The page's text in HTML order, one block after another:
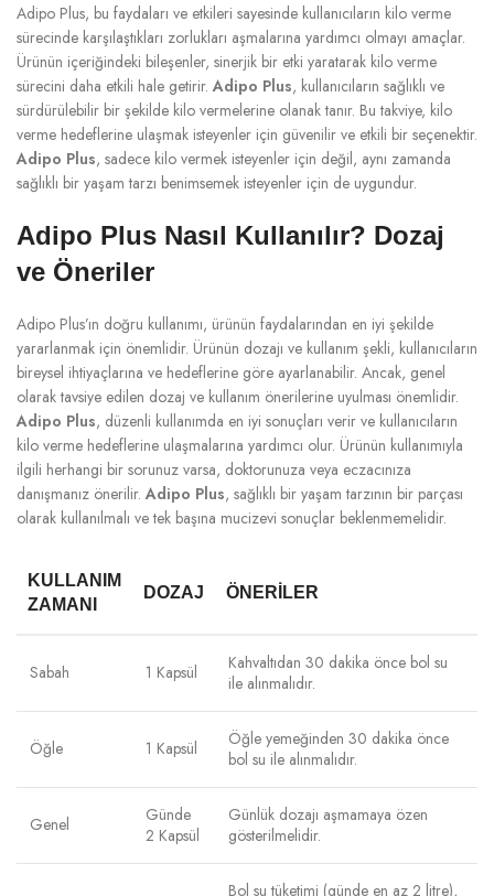
Adipo Plus, bu faydaları ve etkileri sayesinde kullanıcıların kilo verme
sürecinde karşılaştıkları zorlukları aşmalarına yardımcı olmayı amaçlar.
Ürünün içeriğindeki bileşenler, sinerjik bir etki yaratarak kilo verme
sürecini daha etkili hale getirir.Adipo Plus, kullanıcıların sağlıklı ve
sürdürülebilir bir şekilde kilo vermelerine olanak tanır. Bu takviye, kilo
verme hedeflerine ulaşmak isteyenler için güvenilir ve etkili bir seçenektir.
Adipo Plus, sadece kilo vermek isteyenler için değil, aynı zamanda
sağlıklı bir yaşam tarzı benimsemek isteyenler için de uygundur.
Adipo Plus Nasıl Kullanılır? Dozaj
ve Öneriler
Adipo Plus’ın doğru kullanımı, ürünün faydalarından en iyi şekilde
yararlanmak için önemlidir. Ürünün dozajı ve kullanım şekli, kullanıcıların
bireysel ihtiyaçlarına ve hedeflerine göre ayarlanabilir. Ancak, genel
olarak tavsiye edilen dozaj ve kullanım önerilerine uyulması önemlidir.
Adipo Plus, düzenli kullanımda en iyi sonuçları verir ve kullanıcıların
kilo verme hedeflerine ulaşmalarına yardımcı olur. Ürünün kullanımıyla
ilgili herhangi bir sorunuz varsa, doktorunuza veya eczacınıza
danışmanız önerilir.Adipo Plus, sağlıklı bir yaşam tarzının bir parçası
olarak kullanılmalı ve tek başına mucizevi sonuçlar beklenmemelidir.
KULLANIM
ZAMANI
DOZAJ ÖNERILER
Sabah 1 Kapsül
Kahvaltıdan 30 dakika önce bol su
ile alınmalıdır.
Öğle 1 Kapsül
Öğle yemeğinden 30 dakika önce
bol su ile alınmalıdır.
Genel
Günde
2 Kapsül
Günlük dozajı aşmamaya özen
gösterilmelidir.
Bol su tüketimi (günde en az 2 litre),